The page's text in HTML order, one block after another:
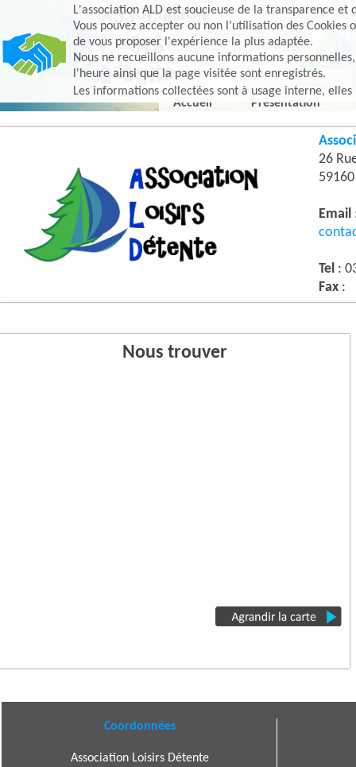
L'association ALD est soucieuse de la transparence et
Vous pouvez accepter ou non l’utilisation des
de vous proposer l'expérience la plus adaptée.
Nous ne recueillons aucune informations
l'heure ainsi que la page visitée sont enregistrés.
Les informations collectées sont à usage interne,
Accueil
Présentation
26
Email
Tel :
Fax :
Nous trouver
Coordonnées
Association Loisirs Détente